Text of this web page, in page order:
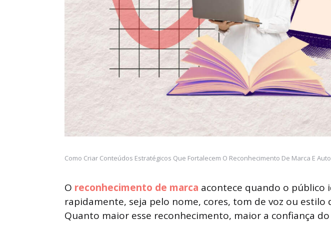
Como Criar Conteúdos Estratégicos Que Fortalecem O Reconhecimento De Marca E
O reconhecimento de marca acontece quando o público
rapidamente, seja pelo nome, cores, tom de voz ou estilo
Quanto maior esse reconhecimento, maior a confiança